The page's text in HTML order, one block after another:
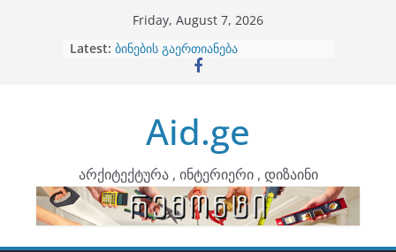
Friday, August 7, 2026
Latest: ბინების გაერთიანება
კონტრასტები ინტერიერში
ინტერიერის დიზიანი
არტემიდი წარმოგიდგენთ
Aid.ge
არქიტექტურა , ინტერიერი , დიზაინი